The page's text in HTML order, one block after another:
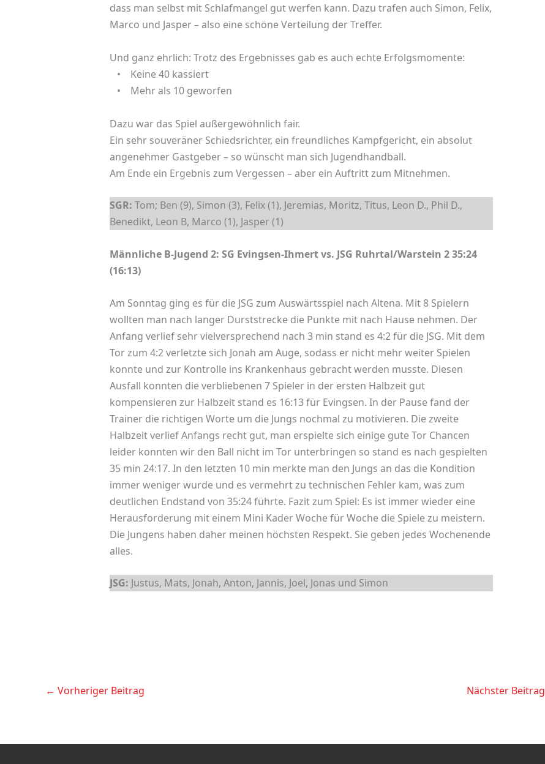
dass man selbst mit Schlafmangel gut werfen kann. Dazu trafen auch Simon, Felix,
Marco und Jasper – also eine schöne Verteilung der Treffer.
Und ganz ehrlich: Trotz des Ergebnisses gab es auch echte Erfolgsmomente:
• Keine 40 kassiert
• Mehr als 10 geworfen
Dazu war das Spiel außergewöhnlich fair.
Ein sehr souveräner Schiedsrichter, ein freundliches Kampfgericht, ein absolut
angenehmer Gastgeber – so wünscht man sich Jugendhandball.
Am Ende ein Ergebnis zum Vergessen – aber ein Auftritt zum Mitnehmen.
SGR: Tom; Ben (9), Simon (3), Felix (1), Jeremias, Moritz, Titus, Leon D., Phil D.,
Benedikt, Leon B, Marco (1), Jasper (1)
Männliche B-Jugend 2: SG Evingsen-Ihmert vs. JSG Ruhrtal/Warstein 2 35:24
(16:13)
Am Sonntag ging es für die JSG zum Auswärtsspiel nach Altena. Mit 8 Spielern
wollten man nach langer Durststrecke die Punkte mit nach Hause nehmen. Der
Anfang verlief sehr vielversprechend nach 3 min stand es 4:2 für die JSG. Mit dem
Tor zum 4:2 verletzte sich Jonah am Auge, sodass er nicht mehr weiter Spielen
konnte und zur Kontrolle ins Krankenhaus gebracht werden musste. Diesen
Ausfall konnten die verbliebenen 7 Spieler in der ersten Halbzeit gut
kompensieren zur Halbzeit stand es 16:13 für Evingsen. In der Pause fand der
Trainer die richtigen Worte um die Jungs nochmal zu motivieren. Die zweite
Halbzeit verlief Anfangs recht gut, man erspielte sich einige gute Tor Chancen
leider konnten wir den Ball nicht im Tor unterbringen so stand es nach gespielten
35 min 24:17. In den letzten 10 min merkte man den Jungs an das die Kondition
immer weniger wurde und es vermehrt zu technischen Fehler kam, was zum
deutlichen Endstand von 35:24 führte. Fazit zum Spiel: Es ist immer wieder eine
Herausforderung mit einem Mini Kader Woche für Woche die Spiele zu meistern.
Die Jungens haben daher meinen höchsten Respekt. Sie geben jedes Wochenende
alles.
JSG: Justus, Mats, Jonah, Anton, Jannis, Joel, Jonas und Simon
← Vorheriger Beitrag Nächster Beitrag